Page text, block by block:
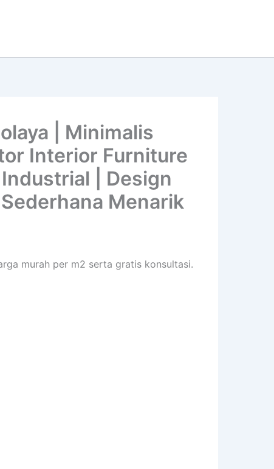
| Minimalis
Interior Furniture
| Design
Menarik
murah per m2 serta gratis konsultasi.